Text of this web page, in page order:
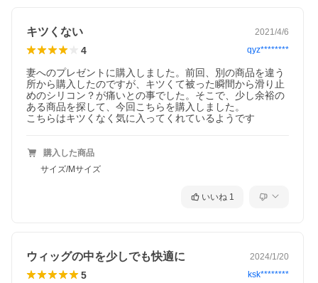
»今売れている【ケア用品】はコチラ«
キツくない 2021/4/6
4 qyz********
妻へのプレゼントに購入しました。前回、別の商品を違う
所から購入したのですが、キツくて被った瞬間から滑り止
めのシリコン？が痛いとの事でした。そこで、少し余裕の
ある商品を探して、今回こちらを購入しました。
こちらはキツくなく気に入ってくれているようです
購入した商品
サイズ/Mサイズ
いいね 1
ウィッグの中を少しでも快適に 2024/1/20
5 ksk********